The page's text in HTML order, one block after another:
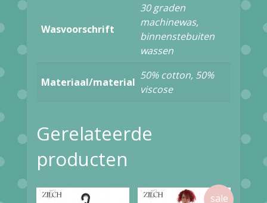
WWU161
aantal
Wasvoorschrift
30 graden
machinewas,
binnenstebuiten
wassen
Materiaal/material
50% cotton, 50%
viscose
Gerelateerde
producten